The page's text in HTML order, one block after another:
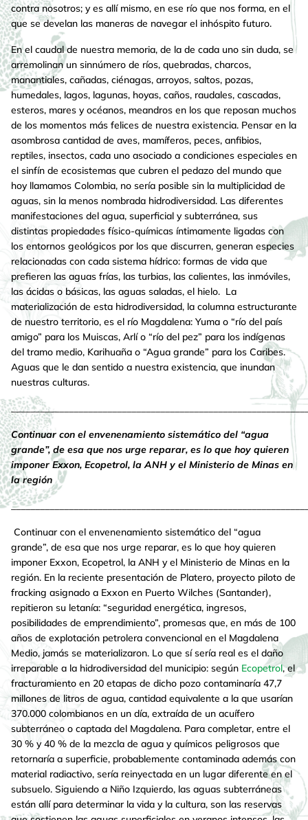
contra nosotros; y es allí mismo, en ese río que nos forma, en el
que se develan las maneras de navegar el inhóspito futuro.
En el caudal de nuestra memoria, de la de cada uno sin duda, se
arremolinan un sinnúmero de ríos, quebradas, charcos,
manantiales, cañadas, ciénagas, arroyos, saltos, pozas,
humedales, lagos, lagunas, hoyas, caños, raudales, cascadas,
esteros, mares y océanos, meandros en los que reposan muchos
de los momentos más felices de nuestra existencia. Pensar en la
asombrosa cantidad de aves, mamíferos, peces, anfibios,
reptiles, insectos, cada uno asociado a condiciones especiales en
el sinfín de ecosistemas que cubren el pedazo del mundo que
hoy llamamos Colombia, no sería posible sin la multiplicidad de
aguas, sin la menos nombrada hidrodiversidad. Las diferentes
manifestaciones del agua, superficial y subterránea, sus
distintas propiedades físico-químicas íntimamente ligadas con
los entornos geológicos por los que discurren, generan especies
relacionadas con cada sistema hídrico: formas de vida que
prefieren las aguas frías, las turbias, las calientes, las inmóviles,
las ácidas o básicas, las aguas saladas, el hielo. La
materialización de esta hidrodiversidad, la columna estructurante
de nuestro territorio, es el río Magdalena: Yuma o “río del país
amigo” para los Muiscas, Arlí o “río del pez” para los indígenas
del tramo medio, Karihuaña o “Agua grande” para los Caribes.
Aguas que le dan sentido a nuestra existencia, que inundan
nuestras culturas.
Continuar con el envenenamiento sistemático del “agua
grande”, de esa que nos urge reparar, es lo que hoy quieren
imponer Exxon, Ecopetrol, la ANH y el Ministerio de Minas en
la región
Continuar con el envenenamiento sistemático del “agua
grande”, de esa que nos urge reparar, es lo que hoy quieren
imponer Exxon, Ecopetrol, la ANH y el Ministerio de Minas en la
región. En la reciente presentación de Platero, proyecto piloto de
fracking asignado a Exxon en Puerto Wilches (Santander),
repitieron su letanía: “seguridad energética, ingresos,
posibilidades de emprendimiento”, promesas que, en más de 100
años de explotación petrolera convencional en el Magdalena
Medio, jamás se materializaron. Lo que sí sería real es el daño
irreparable a la hidrodiversidad del municipio: según Ecopetrol, el
fracturamiento en 20 etapas de dicho pozo contaminaría 47,7
millones de litros de agua, cantidad equivalente a la que usarían
370.000 colombianos en un día, extraída de un acuífero
subterráneo o captada del Magdalena. Para completar, entre el
30 % y 40 % de la mezcla de agua y químicos peligrosos que
retornaría a superficie, probablemente contaminada además con
material radiactivo, sería reinyectada en un lugar diferente en el
subsuelo. Siguiendo a Niño Izquierdo, las aguas subterráneas
están allí para determinar la vida y la cultura, son las reservas